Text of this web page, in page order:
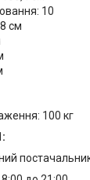
10
см
100 кг